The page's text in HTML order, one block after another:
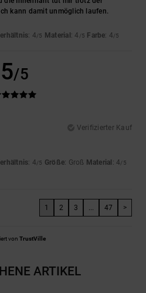
kann damit unmöglich laufen.
: 4/5 Material: 4 /5 Farbe: 4/5
5/5
Verifizierter Kauf
: 4/5 Größe: Groß Material : 4/5
1 2 3 ... 47 >
von TrustVille
ARTIKEL